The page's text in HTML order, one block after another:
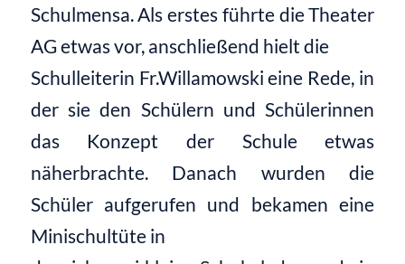
Schulmensa. Als erstes führte die Theater
AG etwas vor, anschließend hielt die
Schulleiterin Fr.Willamowski eine Rede, in
der sie den Schülern und Schülerinnen
das Konzept der Schule etwas
näherbrachte. Danach wurden die
Schüler aufgerufen und bekamen eine
Minischultüte in